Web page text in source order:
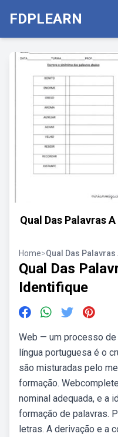
FDPLEARN
Qual Das Palavras
Home>Qual Das
Qual Das
Identifique
Web — um processo
língua portuguesa é o
são misturadas pelo
formação.
nominal adequada, e a
formação de palavras.
letras. A derivação e a